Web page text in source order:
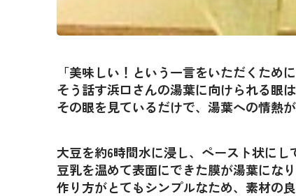
「美味しい！という一言をいただくため
そう話す浜口さんの湯葉に向けられる眼は
その眼を見ているだけで、湯葉への情熱が
大豆を約6時間水に浸し、ペースト状にし
豆乳を温めて表面にできた膜が湯葉になり
作り方がとてもシンプルなため、素材の